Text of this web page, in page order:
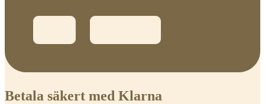
Betala säkert med Klarna